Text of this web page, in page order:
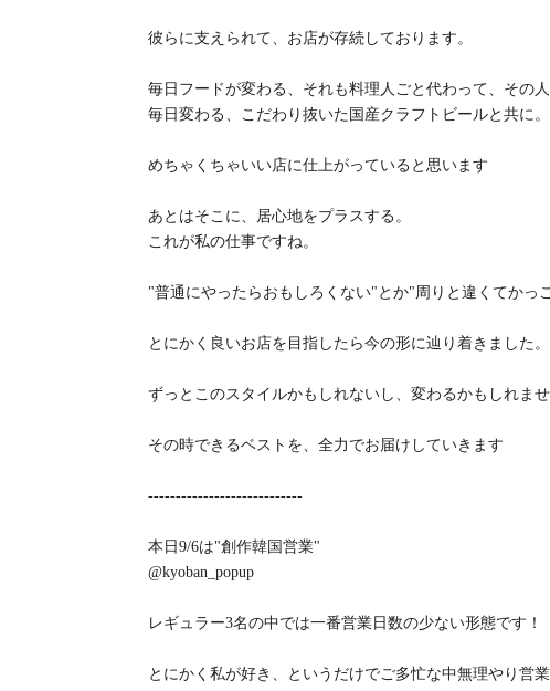
彼らに支えられて、お店が存続しております。
毎日フードが変わる、それも料理人ごと代わって、その
毎日変わる、こだわり抜いた国産クラフトビールと共に。
めちゃくちゃいい店に仕上がっていると思います
あとはそこに、居心地をプラスする。
これが私の仕事ですね。
"普通にやったらおもしろくない"とか"周りと違くてかっ
とにかく良いお店を目指したら今の形に辿り着きました。
ずっとこのスタイルかもしれないし、変わるかもしれませ
その時できるベストを、全力でお届けしていきます
----------------------------
本日9/6は"創作韓国営業"
@kyoban_popup
レギュラー3名の中では一番営業日数の少ない形態です！
とにかく私が好き、というだけでご多忙な中無理やり営